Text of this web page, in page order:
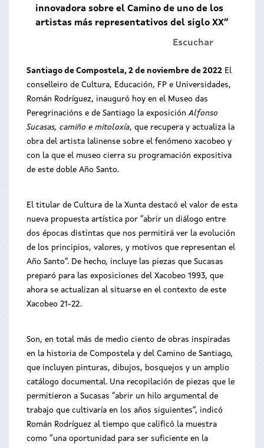
innovadora sobre el Camino de uno de los
artistas más representativos del siglo XX”
Escuchar
Santiago de Compostela, 2 de noviembre de 2022 El
conselleiro de Cultura, Educación, FP e Universidades,
Román Rodríguez, inauguró hoy en el Museo das
Peregrinacións e de Santiago la exposiciónAlfonso
Sucasas, camiño e mitoloxía, que recupera y actualiza la
obra del artista lalinense sobre el fenómeno xacobeo y
con la que el museo cierra su programación expositiva
de este doble Año Santo.
El titular de Cultura de la Xunta destacó el valor de esta
nueva propuesta artística por “abrir un diálogo entre
dos épocas distintas que nos permitirá ver la evolución
de los principios, valores, y motivos que representan el
Año Santo”. De hecho, incluye las piezas que Sucasas
preparó para las exposiciones del Xacobeo 1993, que
ahora se actualizan al situarse en el contexto de este
Xacobeo 21-22.
Son, en total más de medio ciento de obras inspiradas
en la historia de Compostela y del Camino de Santiago,
que incluyen pinturas, dibujos, bosquejos y un amplio
catálogo documental. Una recopilación de piezas que le
permitieron a Sucasas “abrir un hilo argumental de
trabajo que cultivaría en los años siguientes”, indicó
Román Rodríguez al tiempo que calificó la muestra
como “una oportunidad para ser suficiente en la